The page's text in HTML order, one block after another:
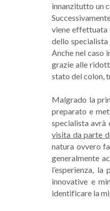
innanzitutto un
viene effettuata
dello
Anche nel caso
grazie alle
stato del colon,
Malgrado la
preparato e
specialista avrà
visita da parte
natura ovvero
generalmente
l’esperienza,
innovative e
identificare la